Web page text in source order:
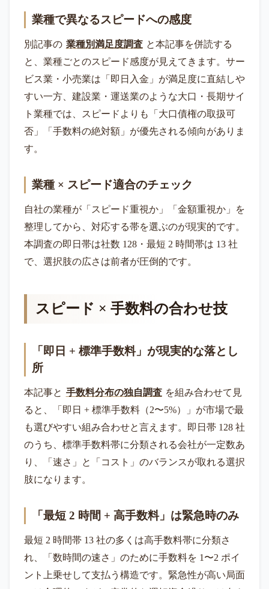
業種で異なるスピードへの感度
別記事の 業種別満足度調査 と本記事を併読する
と、業種ごとのスピード感度が見えてきます。サー
ビス業・小売業は「即日入金」が満足度に直結しや
すい一方、建設業・運送業のような大口・長期サイ
ト業種では、スピードよりも「大口債権の取扱可
否」「手数料の絶対額」が優先される傾向がありま
す。
業種 × スピード適合のチェック
自社の業種が「スピード重視か」「金額重視か」を
整理してから、対応する帯を選ぶのが現実的です。
本調査の即日帯は社数 128・最短 2 時間帯は 13 社
で、選択肢の広さは前者が圧倒的です。
スピード × 手数料の合わせ技
「即日 + 標準手数料」が現実的な落とし
所
本記事と 手数料分布の独自調査 を組み合わせて見
ると、「即日 + 標準手数料（2〜5%）」が市場で最
も選びやすい組み合わせと言えます。即日帯 128 社
のうち、標準手数料帯に分類される会社が一定数あ
り、「速さ」と「コスト」のバランスが取れる選択
肢になります。
「最短 2 時間 + 高手数料」は緊急時のみ
最短 2 時間帯 13 社の多くは高手数料帯に分類さ
れ、「数時間の速さ」のために手数料を 1〜2 ポイ
ント上乗せして支払う構造です。緊急性が高い局面